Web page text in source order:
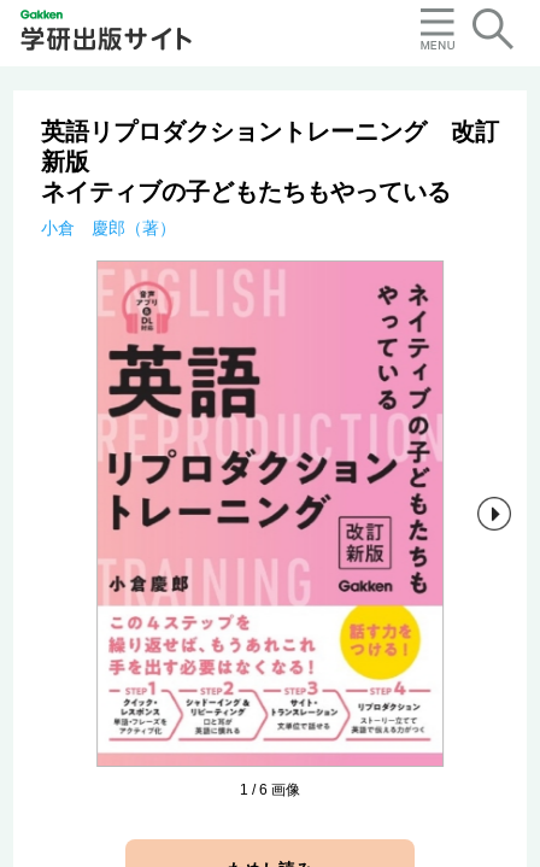
英語リプロダクショントレーニング 改訂
新版
ネイティブの子どもたちもやっている
小倉 慶郎（著）
1 /6 画像